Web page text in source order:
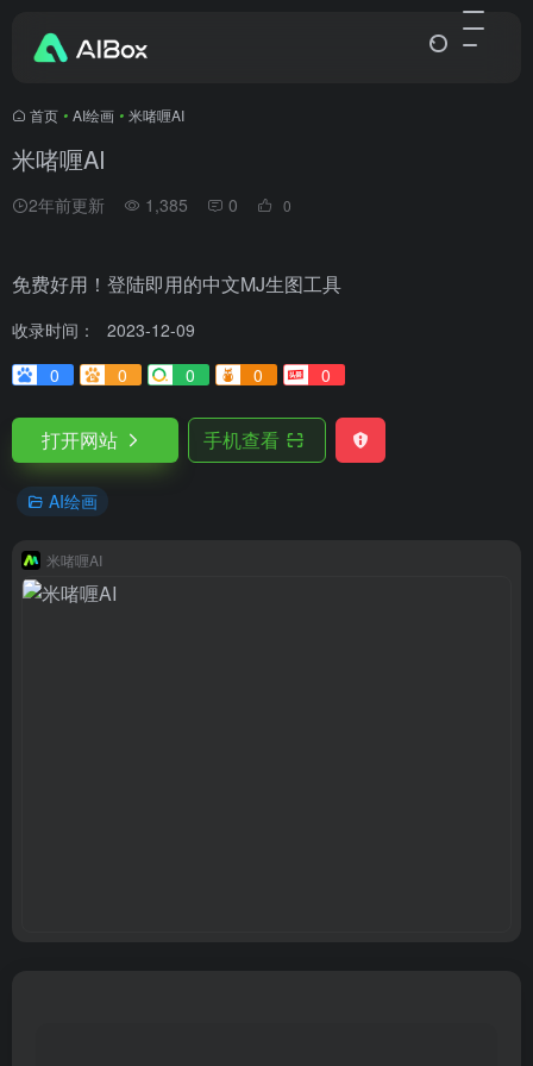
首页 • AI绘画 • 米啫喱AI
米啫喱AI
2年前更新 1,385 0 0
免费好用！登陆即用的中文MJ生图工具
收录时间：
2023-12-09
0
0 0 0 0
打开网站 手机查看
AI绘画
米啫喱AI